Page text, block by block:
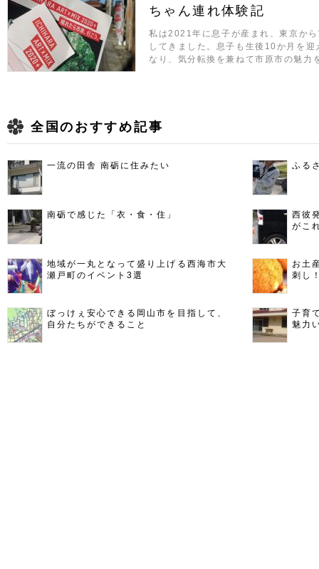
ちゃん連れ体験記
私は2021年に息子が産まれ、東京か
してきました。息子も生後10か月を
なり、気分転換を兼ねて市原市の魅
全国のおすすめ記事
一流の田舎 南砺に住みたい ふる
南砺で感じた「衣・食・住」
西彼
がこ
地域が一丸となって盛り上げる西海市大
瀬戸町のイベント3選
お土
刺し
ぼっけぇ安心できる岡山市を目指して、
自分たちができること
子育
魅力